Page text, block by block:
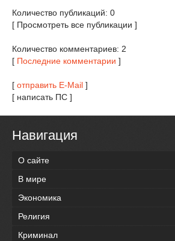
Количество публикаций: 0
[ Просмотреть все публикации ]
Количество комментариев: 2
[ Последние комментарии ]
[ отправить E-Mail ]
[ написать ПС ]
Навигация
О сайте
В мире
Экономика
Религия
Криминал